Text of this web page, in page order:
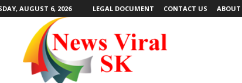
AUGUST 6, 2026 LEGAL DOCUMENT CONTACT US ABOUT